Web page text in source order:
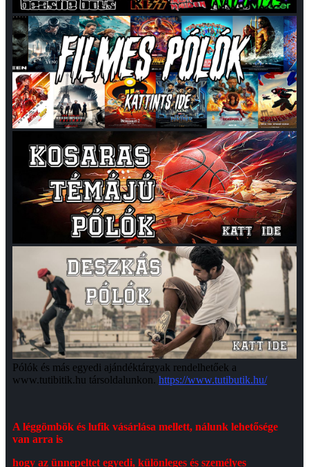
Pólók és más egyedi ajándéktárgyak rendelhetőek a
www.tutibitik.hu társoldalunkon. https://www.tutibutik.hu/
A léggömbök és lufik vásárlása mellett, nálunk lehetősége
van arra is
hogy az ünnepeltet egyedi, különleges és személyes